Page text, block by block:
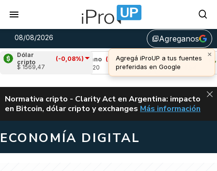
08/08/2026 library_addAgreganos
×
Agregá iProUP a tus fuentes
preferidas en Google
Dólar
cripto
(-0,08%)
$ 1569,47
Cardano
(-1,61%)
Avalanche
u$s 6,54
ALERTA
Normativa cripto - Clarity Act en Argentina: impacto
en Bitcoin, dólar cripto y exchanges CLARITY ACT EN
Más información
ECONOMÍA DIGITAL